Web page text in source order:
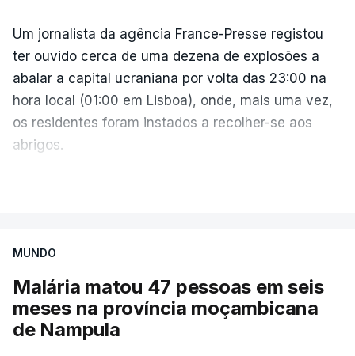
Um jornalista da agência France-Presse registou
ter ouvido cerca de uma dezena de explosões a
abalar a capital ucraniana por volta das 23:00 na
hora local (01:00 em Lisboa), onde, mais uma vez,
os residentes foram instados a recolher-se aos
abrigos.
causaram três mortos, incluindo uma criança de 4
anos, bem como três feridos, na aldeia de
Pukhivka, segundo os serviços de resgate, sem
MUNDO
Malária matou 47 pessoas em seis
meses na província moçambicana
de Nampula